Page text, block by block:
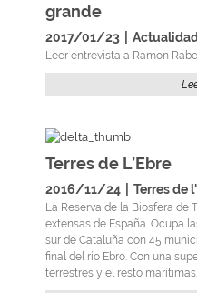
grande
2017/01/23
Leer entrevista a Ramon
Terres de L’Ebre
2016/11/24 Terres de
La Reserva de la Biosfera de
extensas de España. Ocupa
sur de Cataluña con 45
final del río Ebro. Con una
terrestres y el resto